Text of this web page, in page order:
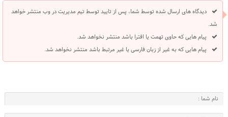
دیدگاه های ارسال شده توسط شما، پس از تایید توسط تیم مدیریت در وب منتشر خواهد
شد.
پیام هایی که حاوی تهمت یا افترا باشد منتشر نخواهد شد.
پیام هایی که به غیر از زبان فارسی یا غیر مرتبط باشد منتشر نخواهد شد.